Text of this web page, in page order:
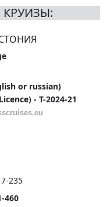
КРУИЗЫ:
or russian)
- T-2024-21
235
460